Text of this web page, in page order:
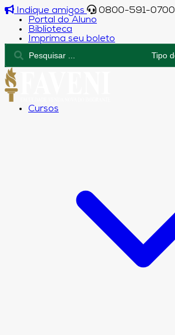
Indique amigos
0800-591-0700
Portal do Aluno
Biblioteca
Imprima seu boleto
Cursos